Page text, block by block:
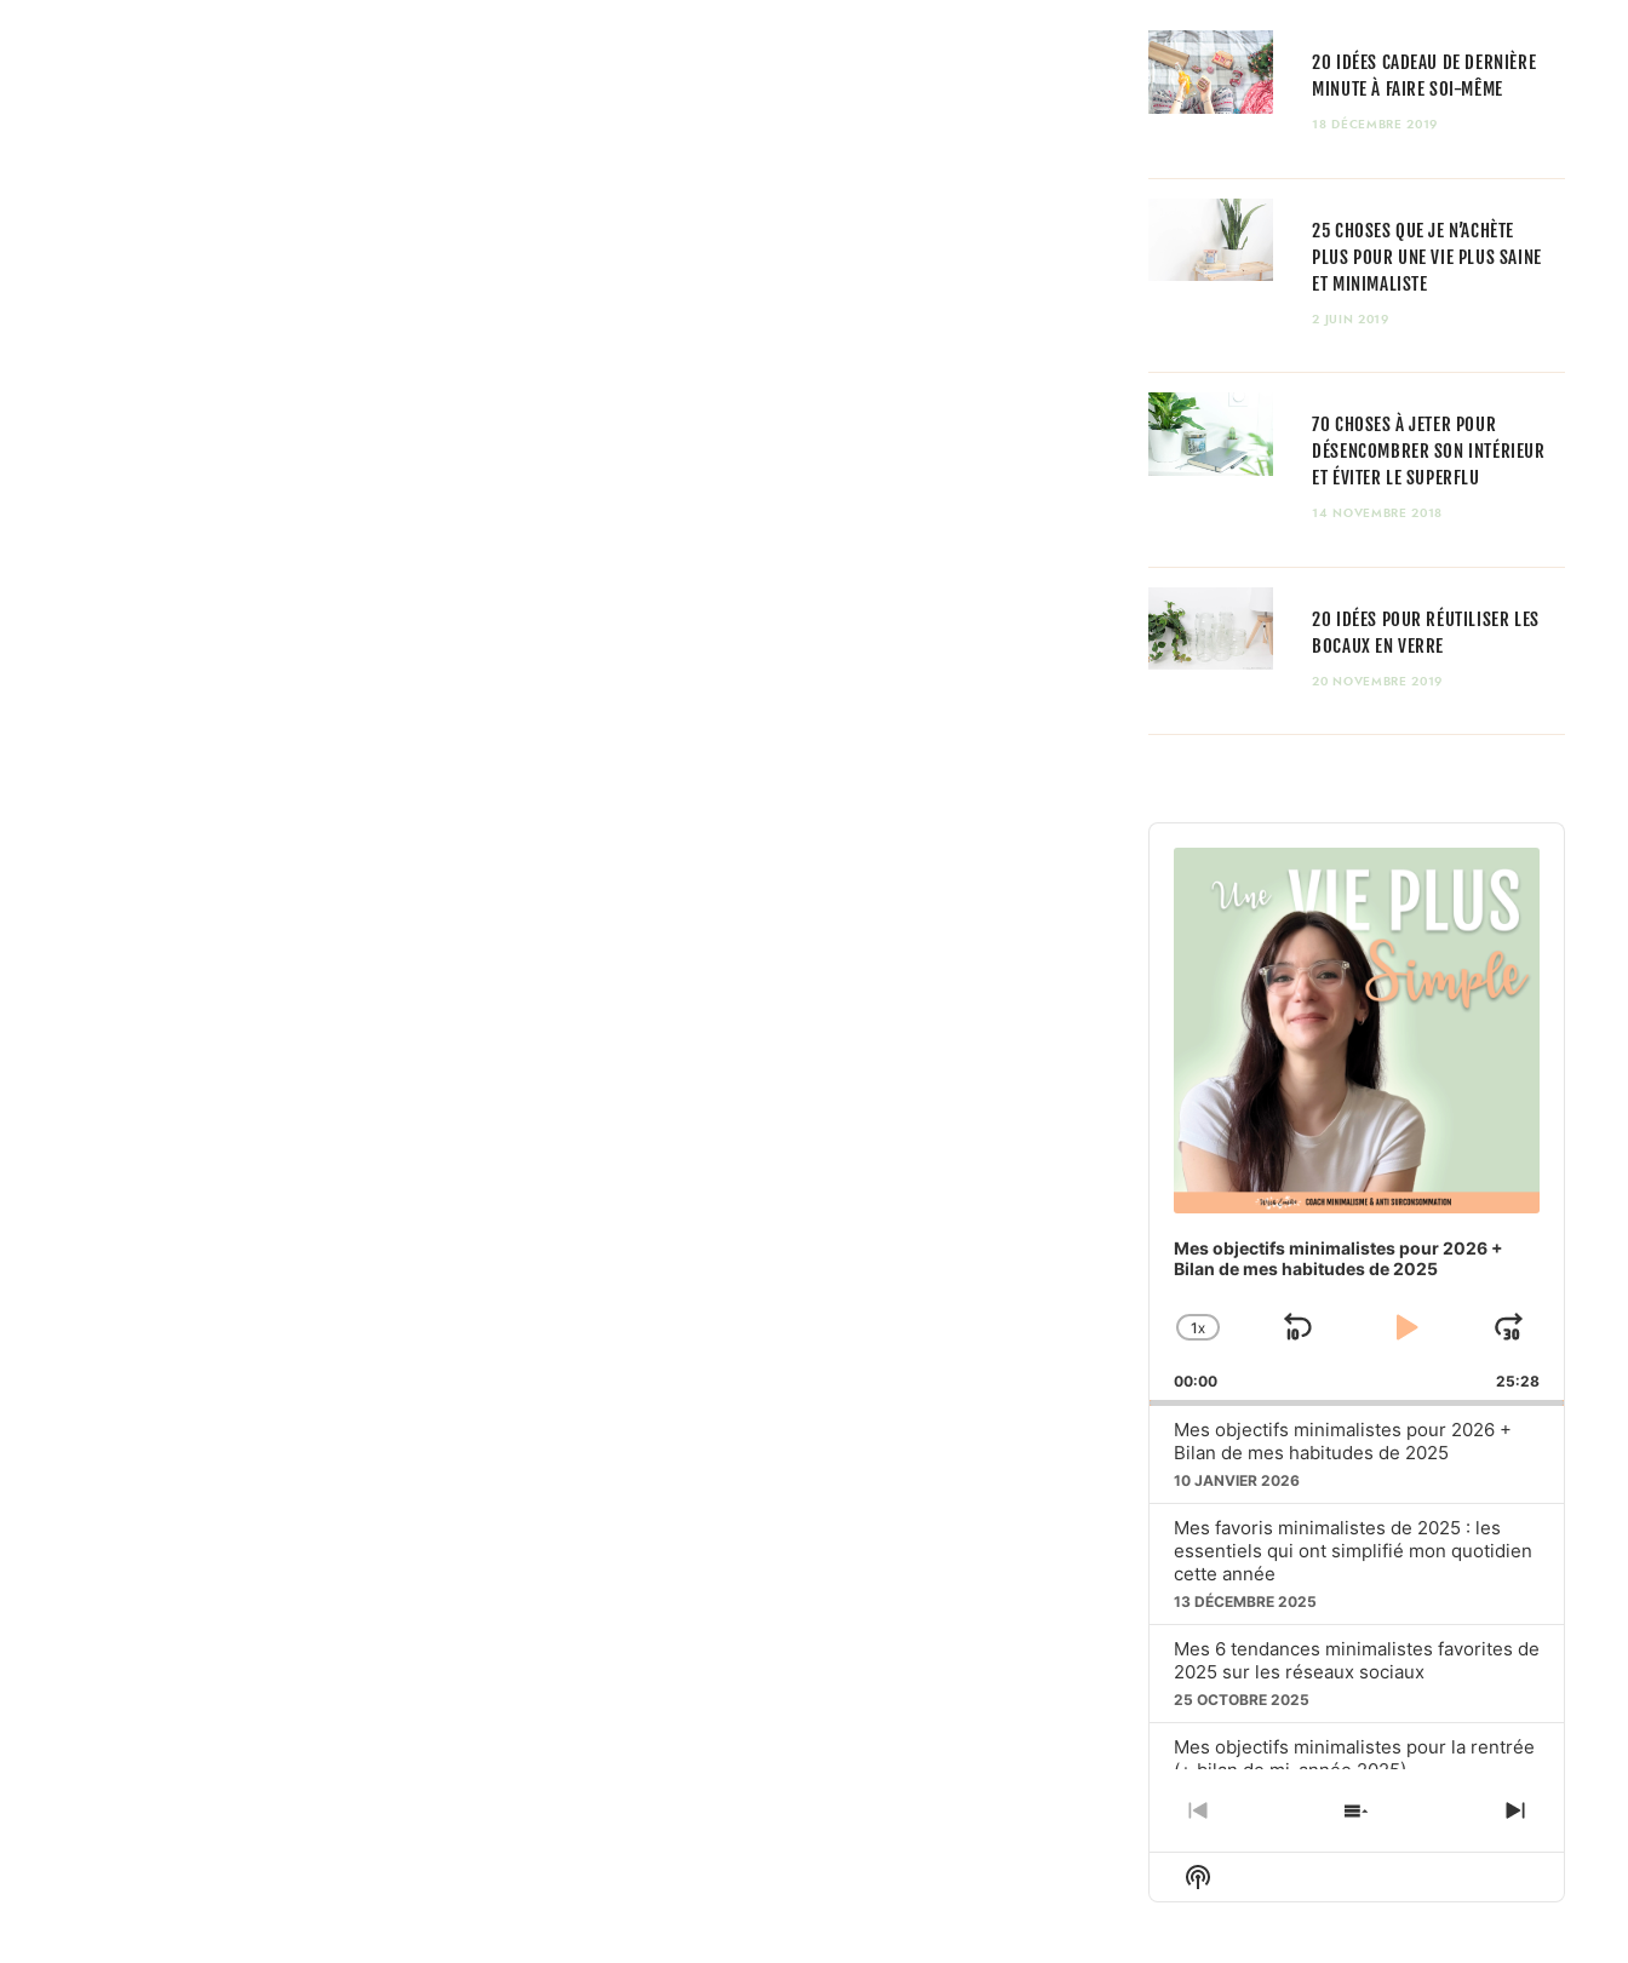
20 IDÉES CADEAU DE DERNIÈRE
MINUTE À FAIRE SOI-MÊME
18 DÉCEMBRE 2019
25 CHOSES QUE JE N’ACHÈTE
PLUS POUR UNE VIE PLUS SAINE
ET MINIMALISTE
2 JUIN 2019
70 CHOSES À JETER POUR
DÉSENCOMBRER SON INTÉRIEUR
ET ÉVITER LE SUPERFLU
14 NOVEMBRE 2018
20 IDÉES POUR RÉUTILISER LES
BOCAUX EN VERRE
20 NOVEMBRE 2019
Audio
Mes objectifs minimalistes pour 2026 +
Bilan de mes habitudes de 2025
CHANGE
RATE
1X
SKIP
BACKWARD
PLAY
PAUSE
JUMP
00:00 25:28
Mes objectifs minimalistes pour 2026 +
Bilan de mes habitudes de 2025
10 JANVIER 2026
Mes favoris minimalistes de 2025 : les
essentiels qui ont simplifié mon quotidien
cette année
13 DÉCEMBRE 2025
Mes 6 tendances minimalistes favorites de
2025 sur les réseaux sociaux
25 OCTOBRE 2025
Mes objectifs minimalistes pour la rentrée
(+ bilan de mi-année 2025)
20 SEPTEMBRE 2025
j’utilise toujours en tant que minimaliste
PREVIOUS
EPISODE
SHOW
EPISODES
NEXT
Show
Podcast